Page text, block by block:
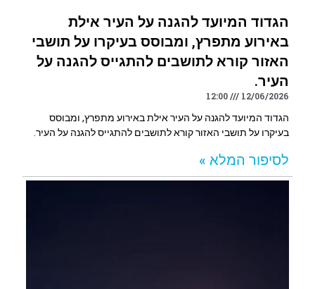
הגדוד המיועד להגנה על העיר אילת
באירוע מתפרץ, ומבוסס בעיקרו על תושבי
האזור קורא לתושבים להתגייס להגנה על
העיר.
12/06/2026
12:00
הגדוד המיועד להגנה על העיר אילת באירוע מתפרץ, ומבוסס
בעיקרו על תושבי האזור קורא לתושבים להתגייס להגנה על העיר.
לסיפור המלא »